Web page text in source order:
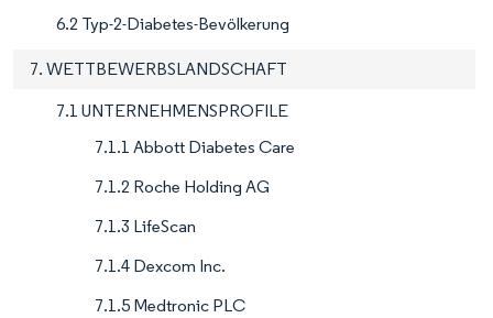
6.2 Typ-2-Diabetes-Bevölkerung
7. WETTBEWERBSLANDSCHAFT
7.1 UNTERNEHMENSPROFILE
7.1.1 Abbott Diabetes Care
7.1.2 Roche Holding AG
7.1.3 LifeScan
7.1.4 Dexcom Inc.
7.1.5 Medtronic PLC